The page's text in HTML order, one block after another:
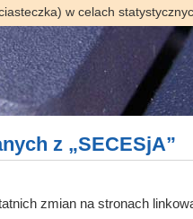
w celach
z „SECESjA”
zmian na stronach